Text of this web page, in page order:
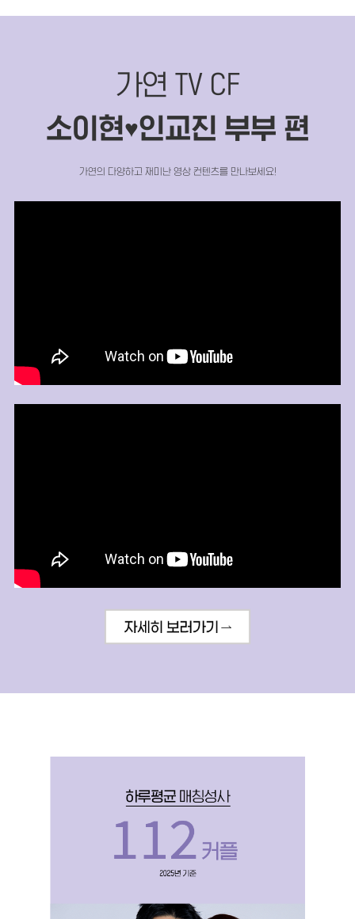
가연 TV CF
소이현♥인교진 부부 편
가연의 다양하고 재미난 영상 컨텐츠를 만나보세요!